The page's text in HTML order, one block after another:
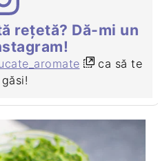
rețetă? Dă-mi un
ca să te